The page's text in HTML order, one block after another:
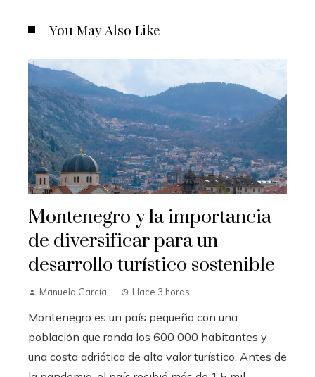
You May Also Like
Montenegro y la importancia
de diversificar para un
desarrollo turístico sostenible
Manuela García Hace 3 horas
Montenegro es un país pequeño con una
población que ronda los 600 000 habitantes y
una costa adriática de alto valor turístico. Antes de